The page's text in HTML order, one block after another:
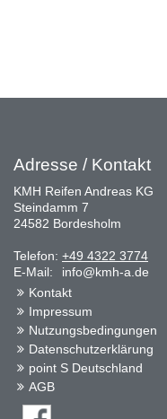
Adresse / Kontakt
KMH Reifen Andreas KG
Steindamm 7
24582 Bordesholm
Telefon: +49 4322 3774
E-Mail:
info@kmh-a.de
Kontakt
Impressum
Nutzungsbedingungen
Datenschutzerklärung
point S Deutschland
AGB